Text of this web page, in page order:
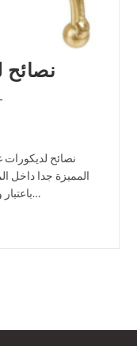
نصائح
المميزة جدا داخل
باعتبار و أنها ترمز للطفولة و البراءة و اللطافة التي…